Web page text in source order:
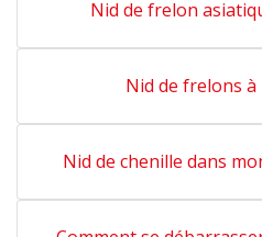
Nid de frelon
Nid de frelons à
Nid de chenille dans